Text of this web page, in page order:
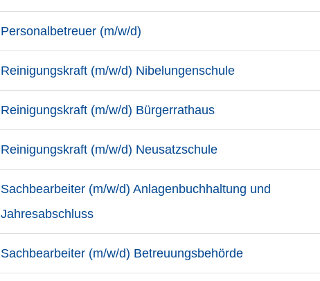
Personalbetreuer (m/w/d)
Reinigungskraft (m/w/d) Nibelungenschule
Reinigungskraft (m/w/d) Bürgerrathaus
Reinigungskraft (m/w/d) Neusatzschule
Sachbearbeiter (m/w/d) Anlagenbuchhaltung und
Jahresabschluss
Sachbearbeiter (m/w/d) Betreuungsbehörde